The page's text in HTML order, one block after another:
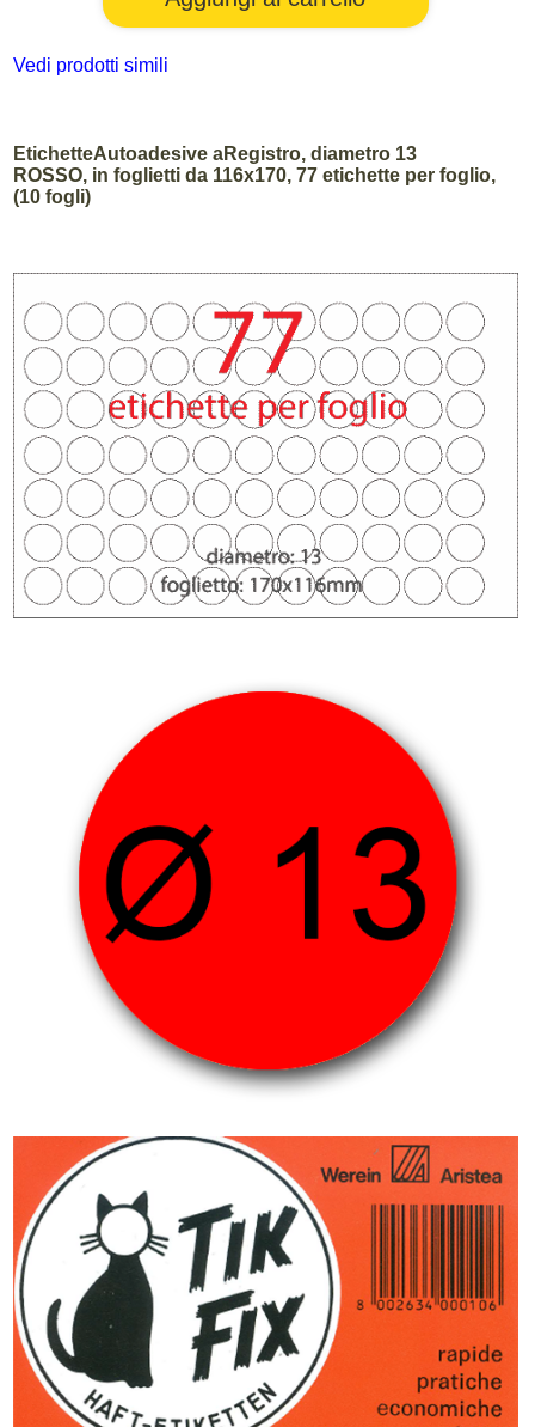
Vedi prodotti simili
EtichetteAutoadesive aRegistro, diametro 13
ROSSO, in foglietti da 116x170, 77 etichette per foglio,
(10 fogli)